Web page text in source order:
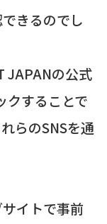
きるのでし
JAPANの公式
クすることで
らのSNSを通
イトで事前